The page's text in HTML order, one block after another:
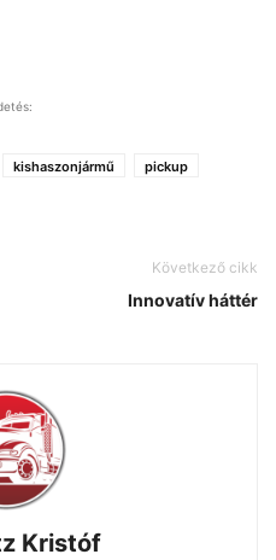
kishaszonjármű
pickup
Következő cikk
Innovatív háttér
Kristóf